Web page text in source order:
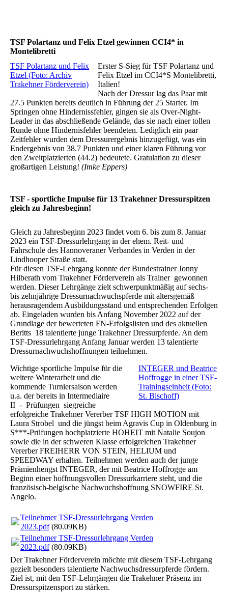
TSF Polartanz und Felix Etzel gewinnen CCI4* in
Montelibretti
TSF Polartanz und Felix
Etzel (Foto: Archiv
Trakehner Förderverein)
Erster S-Sieg für TSF Polartanz und
Felix Etzel im CCI4*S Montelibretti,
Italien!
Nach der Dressur lag das Paar mit
27.5 Punkten bereits deutlich in Führung der 25 Starter. Im
Springen ohne Hindernissfehler, gingen sie als Over-Night-
Leader in das abschließende Gelände, das sie nach einer tollen
Runde ohne Hindernisfehler beendeten. Lediglich ein paar
Zeitfehler wurden dem Dressurergebnis hinzugefügt, was ein
Endergebnis von 38.7 Punkten und einer klaren Führung vor
den Zweitplatzierten (44.2) bedeutete. Gratulation zu dieser
großartigen Leistung! (Imke Eppers)
TSF - sportliche Impulse für 13 Trakehner Dressurspitzen
gleich zu Jahresbeginn!
Gleich zu Jahresbeginn 2023 findet vom 6. bis zum 8. Januar
2023 ein TSF-Dressurlehrgang in der ehem. Reit- und
Fahrschule des Hannoveraner Verbandes in Verden in der
Lindhooper Straße statt.
Für diesen TSF-Lehrgang konnte der Bundestrainer Jonny
Hilberath vom Trakehner Förderverein als Trainer gewonnen
werden. Dieser Lehrgänge zielt schwerpunktmäßig auf sechs-
bis zehnjährige Dressurnachwuchspferde mit altersgemäß
herausragendem Ausbildungsstand und entsprechenden Erfolgen
ab. Eingeladen wurden bis Anfang November 2022 auf der
Grundlage der bewerteten FN-Erfolgslisten und des aktuellen
Beritts 18 talentierte junge Trakehner Dressurpferde. An dem
TSF-Dressurlehrgang Anfang Januar werden 13 talentierte
Dressurnachwuchshoffnungen teilnehmen.
INTEGER und Beatrice
Hoffrogge in einer TSF-
Trainingseinheit (Foto:
St. Bischoff)
Wichtige sportliche Impulse für die
weitere Winterarbeit und die
kommende Turniersaison werden
u.a. der bereits in Intermediaire
II - Prüfungen siegreiche
erfolgreiche Trakehner Vererber TSF HIGH MOTION mit
Laura Strobel und die jüngst beim Agravis Cup in Oldenburg in
S***-Prüfungen hochplatzierte HOHEIT mit Natalie Soujon
sowie die in der schweren Klasse erfolgreichen Trakehner
Vererber FREIHERR VON STEIN, HELIUM und
SPEEDWAY erhalten. Teilnehmen werden auch der junge
Prämienhengst INTEGER, der mit Beatrice Hoffrogge am
Beginn einer hoffnungsvollen Dressurkarriere steht, und die
französisch-belgische Nachwuchshoffnung SNOWFIRE St.
Angelo.
Teilnehmer TSF-Dressurlehrgang Verden
2023.pdf(80.09KB)
Teilnehmer TSF-Dressurlehrgang Verden
2023.pdf(80.09KB)
Der Trakehner Förderverein möchte mit diesem TSF-Lehrgang
gezielt besonders talentierte Nachwuchsdressurpferde fördern.
Ziel ist, mit den TSF-Lehrgängen die Trakehner Präsenz im
Dressurspitzensport zu stärken.